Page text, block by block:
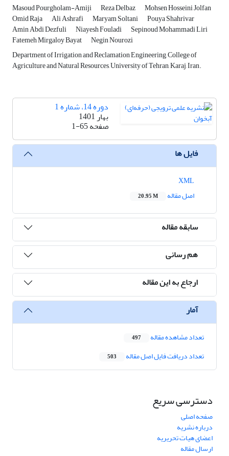
Masoud Pourgholam-Amiji Reza Delbaz Mohsen Hosseini Jolfan
Omid Raja Ali Ashrafi Maryam Soltani Pouya Shahrivar
Amin Abdi Dezfuli Niayesh Fouladi Sepinoud Mohammadi Liri
Fatemeh Mirgaloy Bayat
Negin Nourozi
Department of Irrigation and Reclamation Engineering, College of
Agriculture and Natural Resources, University of Tehran, Karaj, Iran.
دوره 14، شماره 1
بهار 1401
صفحه1-65
فایل ها
اصل مقاله
20.95 M
سابقه مقاله
هم رسانی
ارجاع به این مقاله
آمار
تعداد مشاهده مقاله 497
تعداد دریافت فایل اصل مقاله 503
دسترسی سریع
صفحه اصلی
درباره نشریه
اعضای هیات تحریریه
ارسال مقاله